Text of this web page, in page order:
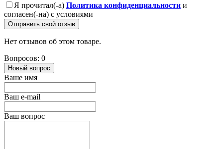
Я прочитал(-а) Политика конфиденциальности и
согласен(-на) с условиями
Отправить свой отзыв
Нет отзывов об этом товаре.
Вопросов: 0
Новый вопрос
Ваше имя
Ваш e-mail
Ваш вопрос